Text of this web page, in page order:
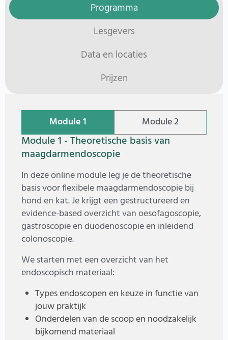
Programma
Lesgevers
Data en locaties
Prijzen
Module 1 Module 2
Module 1 - Theoretische basis van
maagdarmendoscopie
In deze online module leg je de theoretische
basis voor flexibele maagdarmendoscopie bij
hond en kat. Je krijgt een gestructureerd en
evidence-based overzicht van oesofagoscopie,
gastroscopie en duodenoscopie en inleidend
colonoscopie.
We starten met een overzicht van het
endoscopisch materiaal:
Types endoscopen en keuze in functie van
jouw praktijk
Onderdelen van de scoop en noodzakelijk
bijkomend materiaal